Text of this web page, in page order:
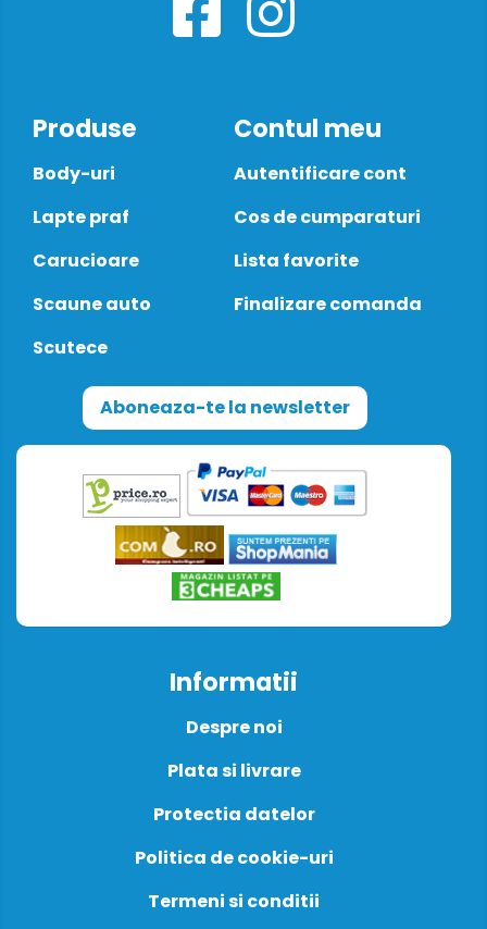
Produse
Body-uri
Lapte praf
Carucioare
Scaune auto
Scutece
Contul meu
Autentificare cont
Cos de cumparaturi
Lista favorite
Finalizare comanda
Aboneaza-te la newsletter
Informatii
Despre noi
Plata si livrare
Protectia datelor
Politica de cookie-uri
Termeni si conditii